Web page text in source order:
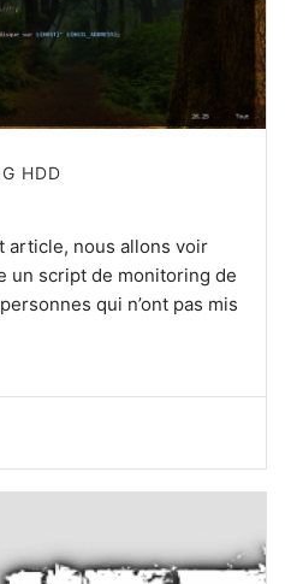
HDD
article, nous allons voir
un script de monitoring de
qui n’ont pas mis